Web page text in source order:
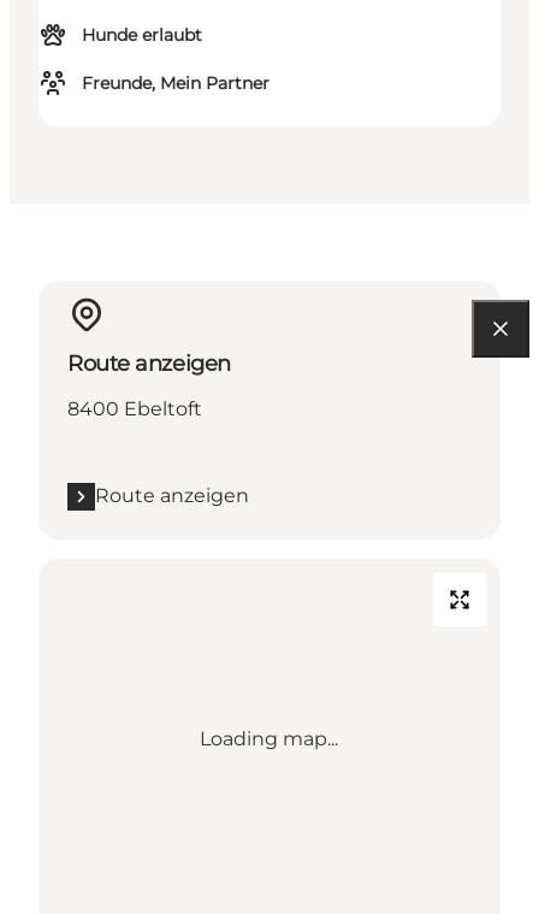
Hunde erlaubt
Freunde, Mein Partner
Route anzeigen
8400 Ebeltoft
Route anzeigen
Loading map...